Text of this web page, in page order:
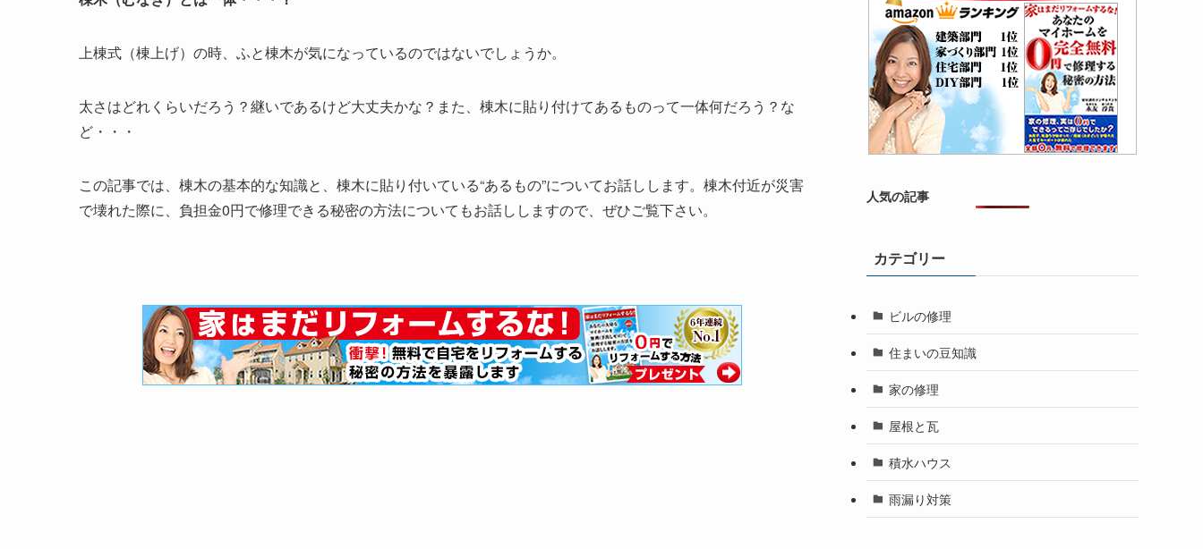
上棟式（棟上げ）の時、ふと棟木が気になっているのではないでしょうか。
太さはどれくらいだろう？継いであるけど大丈夫かな？また、棟木に貼り付けてあるものって一体何だろう？な
ど・・・
この記事では、棟木の基本的な知識と、棟木に貼り付いている“あるもの”についてお話しします。棟木付近が災害
で壊れた際に、負担金0円で修理できる秘密の方法についてもお話ししますので、ぜひご覧下さい。
人気の記事
カテゴリー
ビルの修理
住まいの豆知識
家の修理
屋根と瓦
積水ハウス
雨漏り対策